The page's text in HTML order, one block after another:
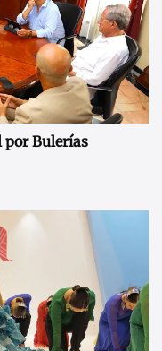
por Bulerías